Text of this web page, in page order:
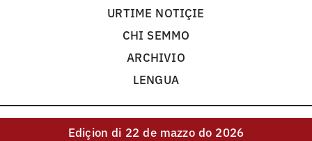
URTIME NOTIÇIE
CHI SEMMO
ARCHIVIO
LENGUA
Ediçiondi 22 de mazzo do 2026